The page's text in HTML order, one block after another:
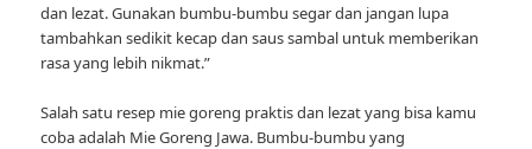
dan lezat. Gunakan bumbu-bumbu segar dan jangan lupa
tambahkan sedikit kecap dan saus sambal untuk memberikan
rasa yang lebih nikmat.”
Salah satu resep mie goreng praktis dan lezat yang bisa kamu
coba adalah Mie Goreng Jawa. Bumbu-bumbu yang